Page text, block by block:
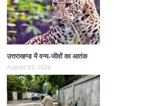
उत्तराखण्ड में वन्य-जीवों का आतंक
August 03, 2026